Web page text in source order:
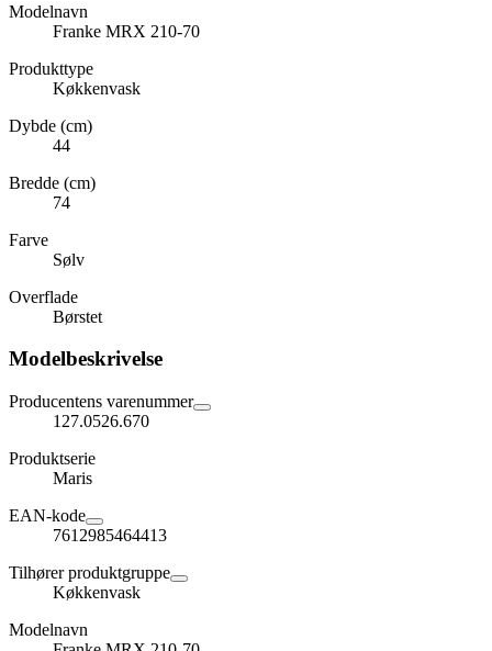
Modelnavn
Franke MRX 210-70
Produkttype
Køkkenvask
Dybde (cm)
44
Bredde (cm)
74
Farve
Sølv
Overflade
Børstet
Modelbeskrivelse
Producentens varenummer
127.0526.670
Produktserie
Maris
EAN-kode
7612985464413
Tilhører produktgruppe
Køkkenvask
Modelnavn